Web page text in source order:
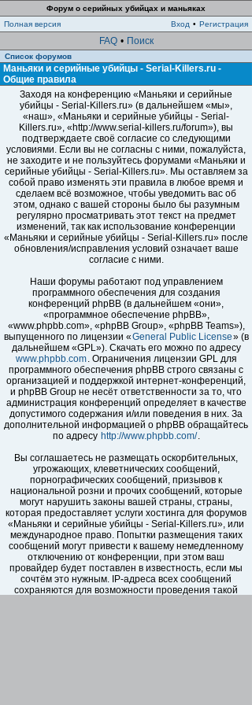
Форум о серийных убийцах и маньяках
Полная версия
Вход • Регистрация
FAQ • Поиск
Список форумов
Маньяки и серийные убийцы - Serial-Killers.ru -
Общие правила
Заходя на конференцию «Маньяки и серийные
убийцы - Serial-Killers.ru» (в дальнейшем «мы»,
«наш», «Маньяки и серийные убийцы - Serial-
Killers.ru», «http://www.serial-killers.ru/forum»), вы
подтверждаете своё согласие со следующими
условиями. Если вы не согласны с ними, пожалуйста,
не заходите и не пользуйтесь форумами «Маньяки и
серийные убийцы - Serial-Killers.ru». Мы оставляем за
собой право изменять эти правила в любое время и
сделаем всё возможное, чтобы уведомить вас об
этом, однако с вашей стороны было бы разумным
регулярно просматривать этот текст на предмет
изменений, так как использование конференции
«Маньяки и серийные убийцы - Serial-Killers.ru» после
обновления/исправления условий означает ваше
согласие с ними.
Наши форумы работают под управлением
программного обеспечения для создания
конференций phpBB (в дальнейшем «они»,
«программное обеспечение phpBB»,
«www.phpbb.com», «phpBB Group», «phpBB Teams»),
выпущенного по лицензии «General Public License» (в
дальнейшем «GPL»). Скачать его можно по адресу
www.phpbb.com. Ограничения лицензии GPL для
программного обеспечения phpBB строго связаны с
организацией и поддержкой интернет-конференций,
и phpBB Group не несёт ответственности за то, что
администрация конференций определяет в качестве
допустимого содержания и/или поведения в них. За
дополнительной информацией о phpBB обращайтесь
по адресу http://www.phpbb.com/.
Вы соглашаетесь не размещать оскорбительных,
угрожающих, клеветнических сообщений,
порнографических сообщений, призывов к
национальной розни и прочих сообщений, которые
могут нарушить законы вашей страны, страны,
которая предоставляет услуги хостинга для форумов
«Маньяки и серийные убийцы - Serial-Killers.ru», или
международное право. Попытки размещения таких
сообщений могут привести к вашему немедленному
отключению от конференции, при этом ваш
провайдер будет поставлен в известность, если мы
сочтём это нужным. IP-адреса всех сообщений
сохраняются для возможности проведения такой